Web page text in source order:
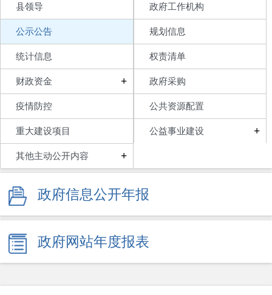
县领导 政府工作机构
公示公告 规划信息
统计信息 权责清单
财政资金 + 政府采购
疫情防控 公共资源配置
重大建设项目 公益事业建设 +
其他主动公开内容 +
政府信息公开年报
政府网站年度报表